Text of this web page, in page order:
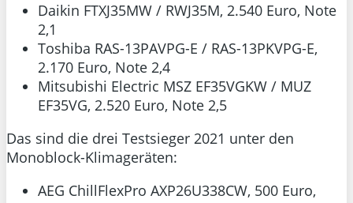
Daikin FTXJ35MW / RWJ35M, 2.540 Euro, Note
2,1
Toshiba RAS-13PAVPG-E / RAS-13PKVPG-E,
2.170 Euro, Note 2,4
Mitsubishi Electric MSZ EF35VGKW / MUZ
EF35VG, 2.520 Euro, Note 2,5
Das sind die drei Testsieger 2021 unter den
Monoblock-Klimageräten:
AEG ChillFlexPro AXP26U338CW, 500 Euro,